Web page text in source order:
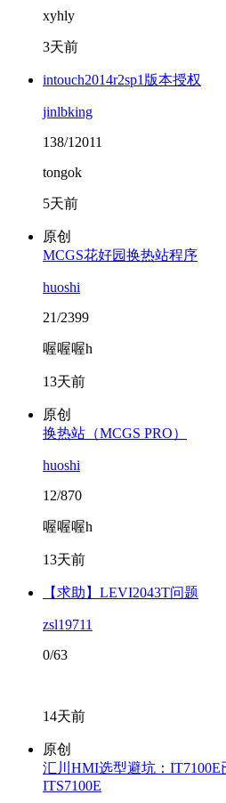
xyhly
3天前
intouch2014r2sp1版本授权
jinlbking
138/12011
tongok
5天前
原创
MCGS花好园换热站程序
huoshi
21/2399
喔喔喔h
13天前
原创
换热站（MCGS PRO）
huoshi
12/870
喔喔喔h
13天前
【求助】LEVI2043T问题
zsl19711
0/63
14天前
原创
汇川HMI选型避坑：IT7100E
ITS7100E